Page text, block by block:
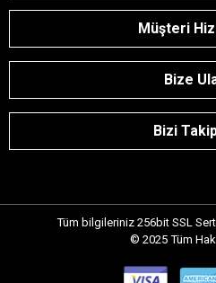
Müşteri
Bize
Bizi
Tüm bilgileriniz 256bit SSL
© 2025 Tüm